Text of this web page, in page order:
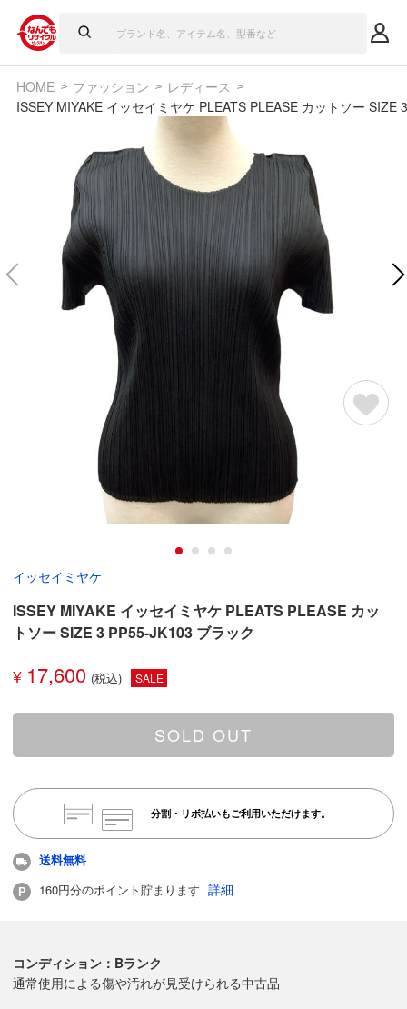
HOME ファッション
レディース
ISSEY MIYAKE イッセイミヤケ PLEATS PLEASE カットソー SIZE
イッセイミヤケ
ISSEY MIYAKE イッセイミヤケ PLEATS PLEASE カッ
トソー SIZE 3 PP55-JK103 ブラック
¥ 17,600 SALE
SOLD OUT
分割・リボ払いもご利用いただけます。
送料無料
160円分のポイント貯まります 詳細
コンディション：Bランク
通常使用による傷や汚れが見受けられる中古品